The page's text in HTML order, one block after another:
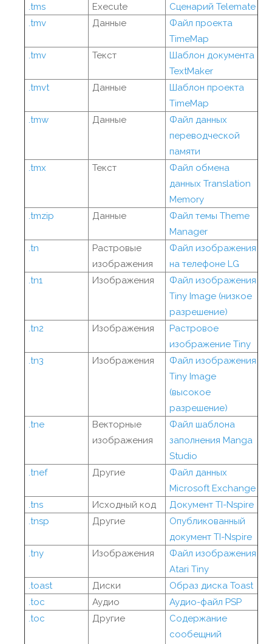
.tms
Execute
Сценарий Telemate
.tmv
Данные
Файл проекта
TimeMap
.tmv
Текст
Шаблон документа
TextMaker
.tmvt
Данные
Шаблон проекта
TimeMap
.tmw
Данные
Файл данных
переводческой
памяти
.tmx
Текст
Файл обмена
данных Translation
Memory
.tmzip
Данные
Файл темы Theme
Manager
.tn
Растровые
изображения
Файл изображения
на телефоне LG
.tn1
Изображения
Файл изображения
Tiny Image (низкое
разрешение)
.tn2
Изображения
Растровое
изображение Tiny
.tn3
Изображения
Файл изображения
Tiny Image
(высокое
разрешение)
.tne
Векторные
изображения
Файл шаблона
заполнения Manga
Studio
.tnef
Другие
Файл данных
Microsoft Exchange
.tns
Исходный код
Документ TI-Nspire
.tnsp
Другие
Опубликованный
документ TI-Nspire
.tny
Изображения
Файл изображения
Atari Tiny
.toast
Диски
Образ диска Toast
.toc
Аудио
Аудио-файл PSP
.toc
Другие
Содержание
сообещний